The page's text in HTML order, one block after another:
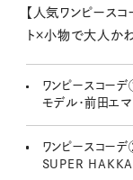
【人気ワンピース
ト×小物で大人か
ワンピースコー
モデル・前田エ
ワンピースコー
SUPER HAKKA